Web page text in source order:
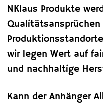
NKlaus Produkte
wir legen Wert auf
und nachhaltige
Kann der Anhänger